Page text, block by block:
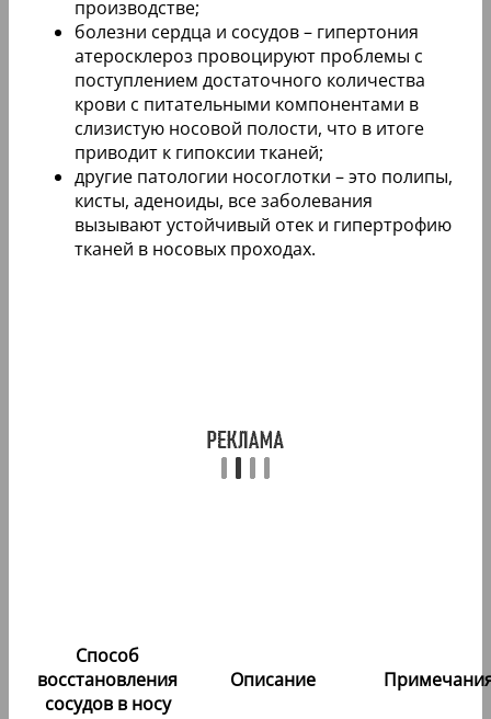
производстве;
болезни сердца и сосудов – гипертония
атеросклероз провоцируют проблемы с
поступлением достаточного количества
крови с питательными компонентами в
слизистую носовой полости, что в итоге
приводит к гипоксии тканей;
другие патологии носоглотки – это полипы,
кисты, аденоиды, все заболевания
вызывают устойчивый отек и гипертрофию
тканей в носовых проходах.
Способ
восстановления
сосудов в носу
Описание